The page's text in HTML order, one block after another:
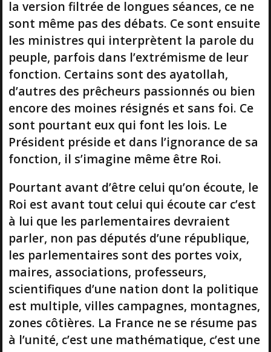
la version filtrée de longues séances, ce ne
sont même pas des débats. Ce sont ensuite
les ministres qui interprètent la parole du
peuple, parfois dans l’extrémisme de leur
fonction. Certains sont des ayatollah,
d’autres des prêcheurs passionnés ou bien
encore des moines résignés et sans foi. Ce
sont pourtant eux qui font les lois. Le
Président préside et dans l’ignorance de sa
fonction, il s’imagine même être Roi.
Pourtant avant d’être celui qu’on écoute, le
Roi est avant tout celui qui écoute car c’est
à lui que les parlementaires devraient
parler, non pas députés d’une république,
les parlementaires sont des portes voix,
maires, associations, professeurs,
scientifiques d’une nation dont la politique
est multiple, villes campagnes, montagnes,
zones côtières. La France ne se résume pas
à l’unité, c’est une mathématique, c’est une